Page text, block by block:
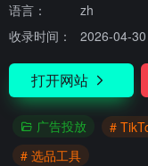
语言：
zh
收录时间：
2026-04-30
打开网站
广告投放 #
# 选品工具